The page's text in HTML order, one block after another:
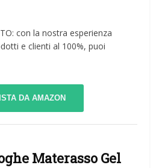
con la nostra esperienza
e clienti al 100%, puoi
DA AMAZON
Materasso Gel